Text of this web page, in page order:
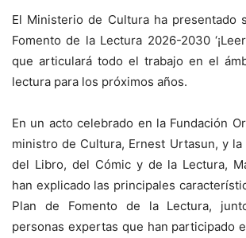
El Ministerio de Cultura ha presentado
Fomento de la Lectura 2026-2030
que articulará todo el trabajo en el
lectura para los próximos años.
En un acto celebrado en la Fundación
ministro de Cultura, Ernest Urtasun, y
del Libro, del Cómic y de la Lectura,
han explicado las principales
Plan de Fomento de la Lectura,
personas expertas que han participado